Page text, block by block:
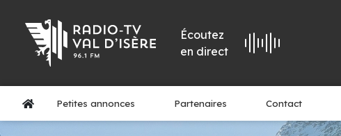
Écoutez
en direct
Petites annonces Partenaires Contact